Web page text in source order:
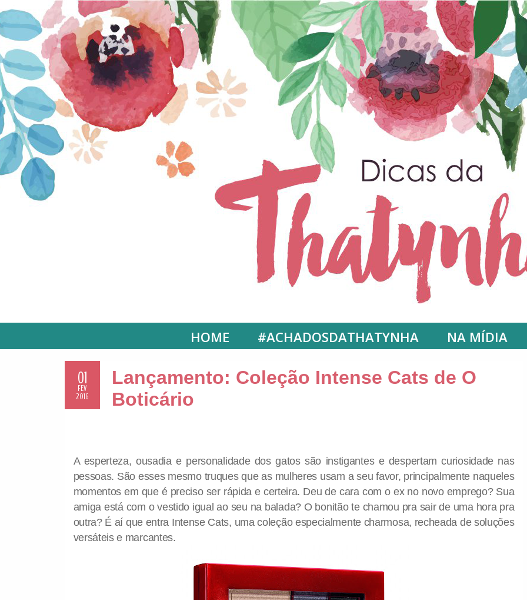
HOME #ACHADOSDATHATYNHA NA MÍDIA
01
FEV
2016
Lançamento: Coleção Intense Cats de O
Boticário
A esperteza, ousadia e personalidade dos gatos são instigantes e despertam curiosidade nas
pessoas. São esses mesmo truques que as mulheres usam a seu favor, principalmente naqueles
momentos em que é preciso ser rápida e certeira. Deu de cara com o ex no novo emprego? Sua
amiga está com o vestido igual ao seu na balada? O bonitão te chamou pra sair de uma hora pra
outra? É aí que entra Intense Cats, uma coleção especialmente charmosa, recheada de soluções
versáteis e marcantes.